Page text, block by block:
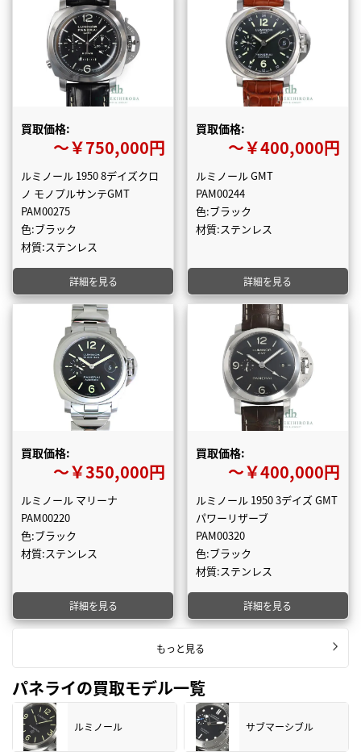
買取価格:
〜￥750,000円
ルミノール 1950 8デイズクロ
ノ モノプルサンテGMT
PAM00275
色:ブラック
材質:ステンレス
詳細を見る
買取価格:
〜￥400,000円
ルミノール GMT
PAM00244
色:ブラック
材質:ステンレス
詳細を見る
買取価格:
〜￥350,000円
ルミノール マリーナ
PAM00220
色:ブラック
材質:ステンレス
詳細を見る
買取価格:
〜￥400,000円
ルミノール 1950 3デイズ GMT
パワーリザーブ
PAM00320
色:ブラック
材質:ステンレス
詳細を見る
もっと見る
パネライの買取モデル一覧
ルミノール サブマーシブル